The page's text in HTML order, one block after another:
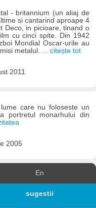
- britannium (un aliaj de
si cantarind aproape 4
Deco, in picioare, tinand o
cu cinci spite. Din 1942
Mondial Oscar-urile au
metalul. ... citește tot
2011
care nu foloseste un
portretul monarhului din
2005
En
sugestii